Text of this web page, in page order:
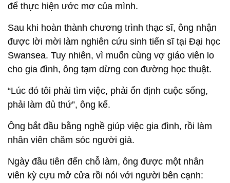
để thực hiện ước mơ của mình.
Sau khi hoàn thành chương trình thạc sĩ, ông nhận
được lời mời làm nghiên cứu sinh tiến sĩ tại Đại học
Swansea. Tuy nhiên, vì muốn cùng vợ giáo viên lo
cho gia đình, ông tạm dừng con đường học thuật.
“Lúc đó tôi phải tìm việc, phải ổn định cuộc sống,
phải làm đủ thứ”, ông kể.
Ông bắt đầu bằng nghề giúp việc gia đình, rồi làm
nhân viên chăm sóc người già.
Ngày đầu tiên đến chỗ làm, ông được một nhân
viên kỳ cựu mở cửa rồi nói với người bên cạnh: